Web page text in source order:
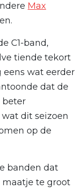
Max
C1-band,
tiende tekort
eens wat eerder
dat de
beter
wat dit seizoen
op de
banden dat
maatje te groot